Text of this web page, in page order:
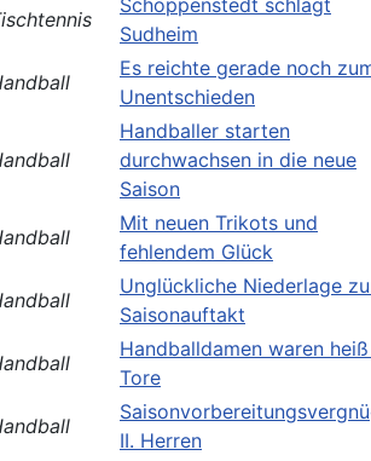
Schöppenstedt schlägt
Sudheim
Es reichte gerade noch
Unentschieden
Handballer starten
durchwachsen in die neue
Saison
Mit neuen Trikots und
fehlendem Glück
Unglückliche Niederlage
Saisonauftakt
Handballdamen waren
Tore
II. Herren